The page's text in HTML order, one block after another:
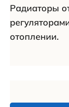
Радиаторы
отоплении.